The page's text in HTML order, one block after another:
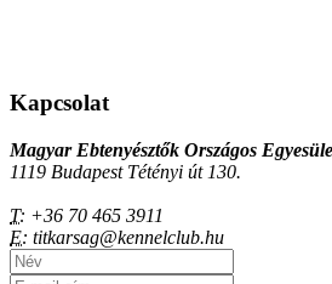
Kapcsolat
Magyar Ebtenyésztők Országos
1119 Budapest Tétényi út 130.
T: +36 70 465 3911
E: titkarsag@kennelclub.hu